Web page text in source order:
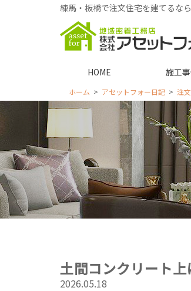
練馬・板橋で注文住宅を建てるな
HOME 施工
ホーム アセットフォー日記 注
土間コンクリート
2026.05.18